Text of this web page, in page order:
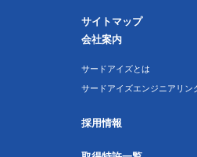
サイトマップ
会社案内
サードアイズとは
サードアイズエンジニアリン
採用情報